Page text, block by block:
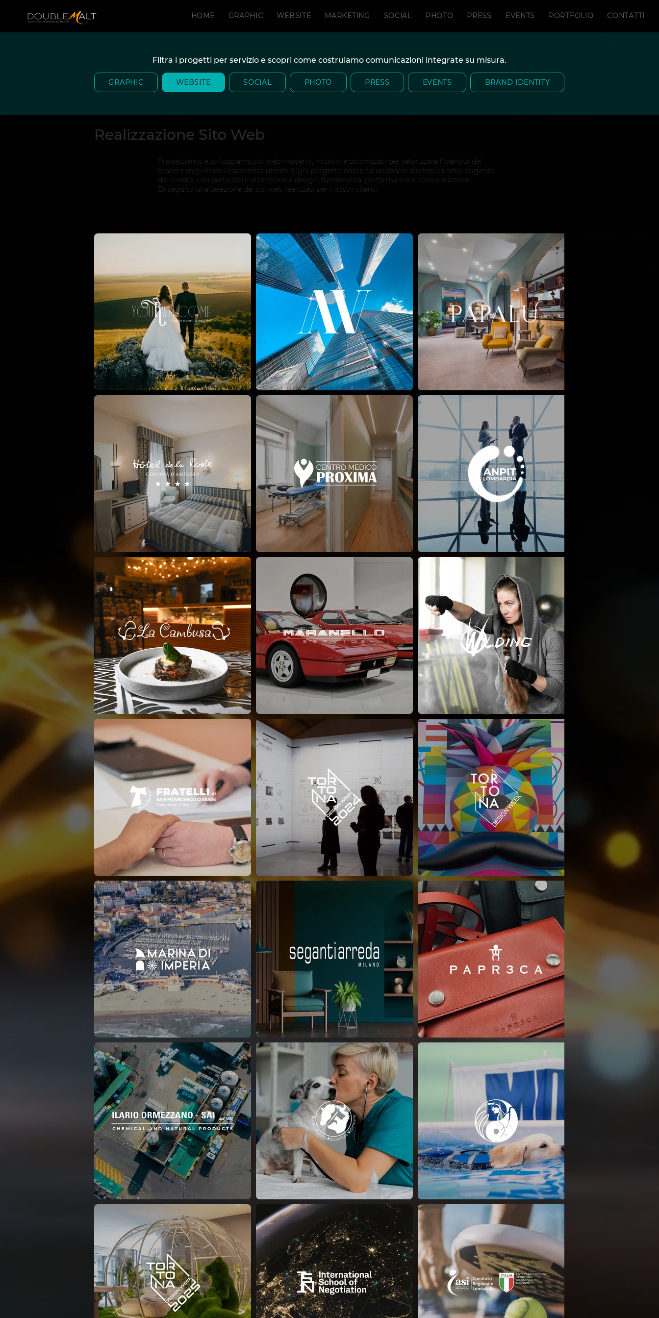
HOME GRAPHIC WEBSITE MARKETING SOCIAL PHOTO PRESS EVENTS PORTFOLIO CONTATTI
Filtra i progetti per servizio e scopri come costruiamo comunicazioni integrate su misura.
GRAPHIC WEBSITE SOCIAL PHOTO PRESS EVENTS BRAND IDENTITY
Realizzazione Sito Web
Progettiamo e sviluppiamo siti web moderni, intuitivi e ottimizzati per valorizzare l’identità del
brand e migliorare l’esperienza utente. Ogni progetto nasce da un’analisi strategica delle esigenze
del cliente, con particolare attenzione a design, funzionalità, performance e comunicazione.
Di seguito una selezione dei siti web realizzati per i nostri clienti.